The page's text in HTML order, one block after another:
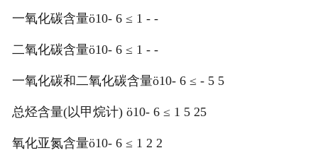
一氧化碳含量ö10- 6 ≤ 1 - -
二氧化碳含量ö10- 6 ≤ 1 - -
一氧化碳和二氧化碳含量ö10- 6 ≤ - 5 5
总烃含量(以甲烷计) ö10- 6 ≤ 1 5 25
氧化亚氮含量ö10- 6 ≤ 1 2 2